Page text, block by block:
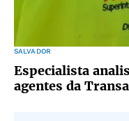
SALVADOR
Especialista
agentes da